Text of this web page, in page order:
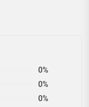
0%
0%
0%